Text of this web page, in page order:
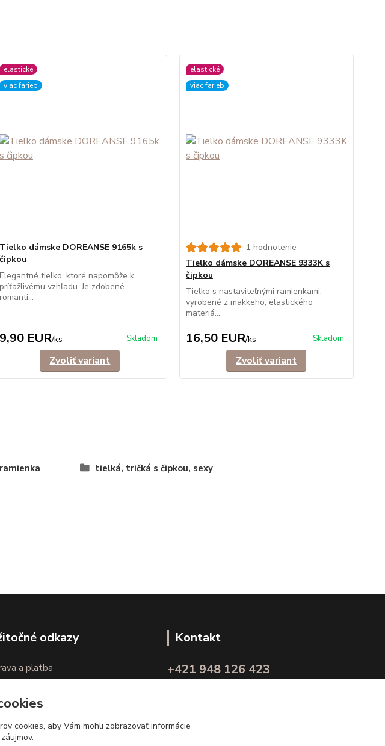
elastické
viac farieb
Tielko dámske DOREANSE 9165k s
čipkou
Elegantné tielko, ktoré napomôže k
príťažlivému vzhľadu. Je zdobené
romanti...
9,90 EUR/ks Skladom
Zvoliť variant
elastické
viac farieb
1 hodnotenie
Tielko dámske DOREANSE 9333K s
čipkou
Tielko s nastaviteľnými ramienkami,
vyrobené z mäkkeho, elastického
materiá...
16,50 EUR/ks Skladom
Zvoliť variant
tielká, tričká s čipkou, sexy
odkazy
a platba
Kontakt
+421 948 126 423
cookies, aby Vám mohli zobrazovať informácie